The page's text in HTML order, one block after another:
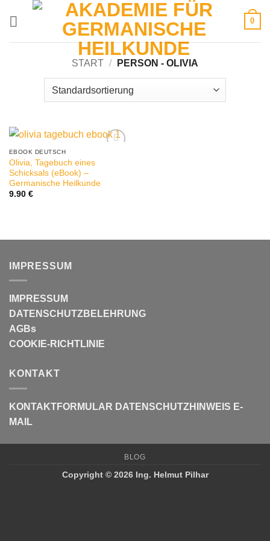
0
START / PERSON - OLIVIA
EBOOK DEUTSCH
Olivia, Tagebuch eines
Schicksals (eBook) –
Germanische Heilkunde
9.90 €
IMPRESSUM
IMPRESSUM
DATENSCHUTZBELEHRUNG
AGBs
COOKIE-RICHTLINIE
KONTAKT
KONTAKTFORMULAR DATENSCHUTZHINWEIS E-
MAIL
BLOG
Copyright © 2026 Ing. Helmut Pilhar